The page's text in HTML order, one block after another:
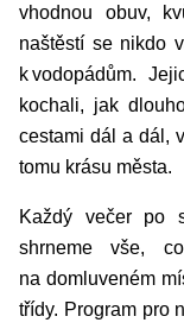
vhodnou obuv,
naštěstí se nikdo
k vodopádům.
kochali, jak
cestami dál a dál,
tomu krásu města.
Každý večer po
shrneme vše,
na domluveném
třídy. Program pro